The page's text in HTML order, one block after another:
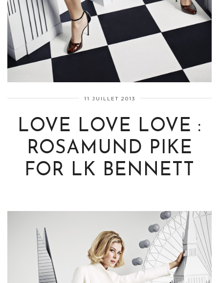
11 JUILLET 2013
LOVE LOVE LOVE :
ROSAMUND PIKE
FOR LK BENNETT